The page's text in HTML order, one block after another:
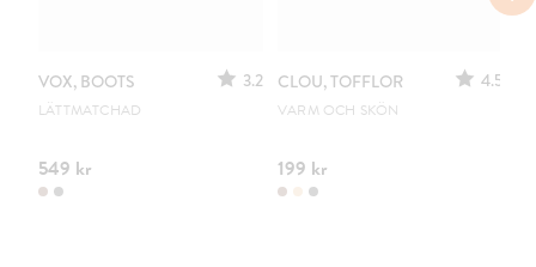
VOX, BOOTS 3.2
LÄTTMATCHAD
549 kr
CLOU, TOFFLOR 4.5
VARM OCH SKÖN
199 kr